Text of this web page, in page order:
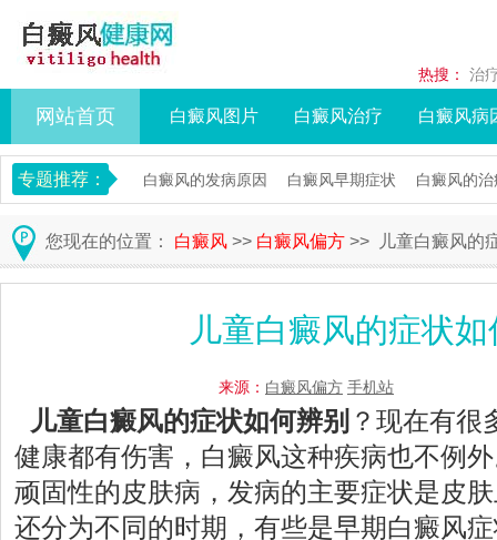
热搜： 治
网站首页 白癜风图片 白癜风治疗 白癜风病
专题推荐： 白癜风的发病原因 白癜风早期症状 白癜风的
您现在的位置： 白癜风 >> 白癜风偏方 >> 儿童白癜风的
儿童白癜风的症状
来源： 白癜风偏方 手机站
儿童白癜风的症状如何辨别 ？现在有很
健康都有伤害，白癜风这种疾病也不例
顽固性的皮肤病，发病的主要症状是皮
还分为不同的时期，有些是早期白癜风